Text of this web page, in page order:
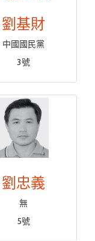
劉基財
中國國民黨
3號
劉忠義
無
5號